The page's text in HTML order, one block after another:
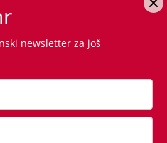
za sve SC-ove,
newsletter za još